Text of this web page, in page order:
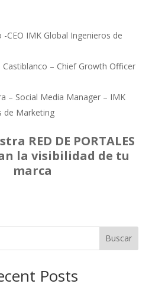
-CEO IMK Global Ingenieros de
Castiblanco – Chief Growth Officer
– Social Media Manager – IMK
de Marketing
RED DE PORTALES
la visibilidad de tu
marca
Buscar
Posts